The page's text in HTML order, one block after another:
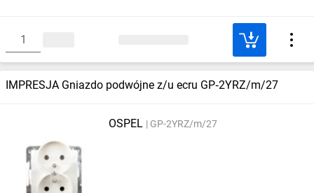
IMPRESJA Gniazdo podwójne z/u ecru GP‑2YRZ/m/27
OSPEL GP-2YRZ/m/27